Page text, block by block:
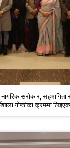
सरोकार, सहभागिता
गोष्ठीका क्रममा